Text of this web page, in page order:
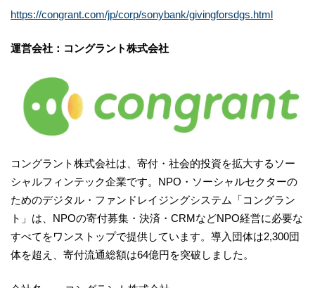
https://congrant.com/jp/corp/sonybank/givingforsdgs.html
運営会社：コングラント株式会社
コングラント株式会社は、寄付・社会的投資を拡大するソー
シャルフィンテック企業です。NPO・ソーシャルセクターの
ためのデジタル・ファンドレイジングシステム「コングラン
ト」は、NPOの寄付募集・決済・CRMなどNPO経営に必要な
すべてをワンストップで提供しています。導入団体は2,300団
体を超え、寄付流通総額は64億円を突破しました。